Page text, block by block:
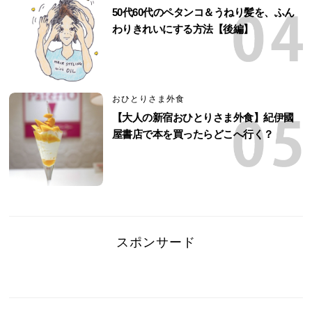
50代60代のペタンコ＆うねり髪を、ふん
わりきれいにする方法【後編】
おひとりさま外食
【大人の新宿おひとりさま外食】紀伊國
屋書店で本を買ったらどこへ行く？
スポンサード